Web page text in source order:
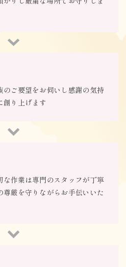
のご要望をお伺いし感謝の気持
創り上げます
な作業は専門のスタッフが丁寧
厳を守りながらお手伝いいた